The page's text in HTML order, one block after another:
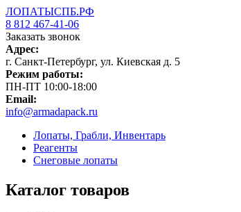
ЛОПАТЫСПБ.РФ
8 812 467-41-06
Заказать звонок
Адрес:
г. Санкт-Петербург, ул. Киевская д. 5
Режим работы:
ПН-ПТ 10:00-18:00
Email:
info@armadapack.ru
Лопаты, Грабли, Инвентарь
Реагенты
Снеговые лопаты
Каталог товаров